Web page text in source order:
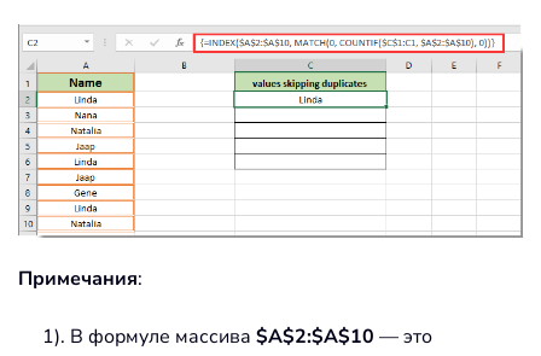
Примечания:
1). В формуле массива $A$2:$A$10 — это